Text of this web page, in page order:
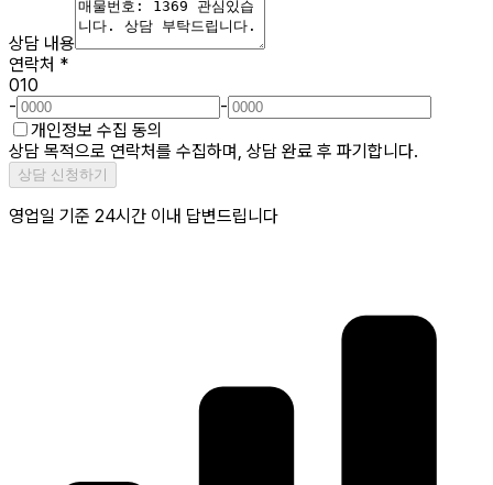
상담 내용
연락처 *
010
-
-
개인정보 수집 동의
상담 목적으로 연락처를 수집하며, 상담 완료 후 파기합니다.
상담 신청하기
영업일 기준 24시간 이내 답변드립니다